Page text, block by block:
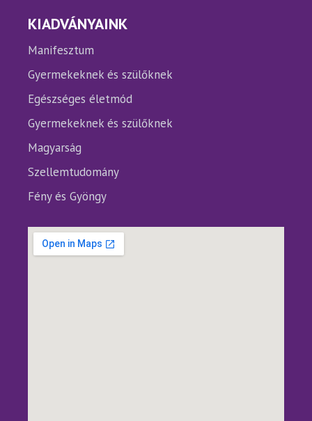
KIADVÁNYAINK
Manifesztum
Gyermekeknek és szülőknek
Egészséges életmód
Gyermekeknek és szülőknek
Magyarság
Szellemtudomány
Fény és Gyöngy